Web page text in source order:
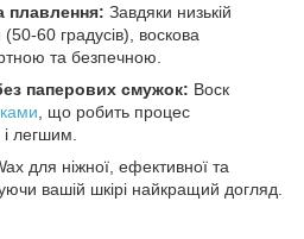
плавлення: Завдяки низькій
60 градусів), воскова
та безпечною.
паперових смужок: Воск
, що робить процес
легшим.
для ніжної, ефективної та
вашій шкірі найкращий догляд.